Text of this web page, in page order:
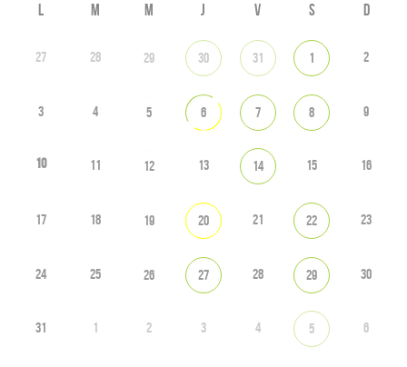
L M M J V S D
27 28 29 30 31 1 2
3 4 5 6 7 8 9
10 11 12 13 14 15 16
17 18 19 20 21 22 23
24 25 26 27 28 29 30
31 1 2 3 4 5 6